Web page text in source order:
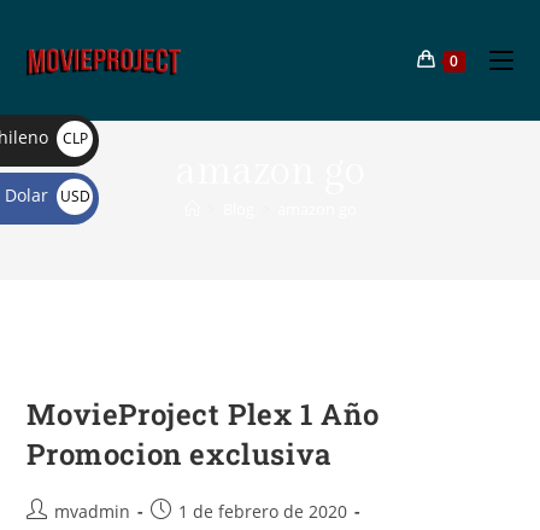
0
MovieProject Plex 1 Año
Promocion exclusiva
mvadmin
1 de febrero de 2020
CLP
$
Dolar
USD
$